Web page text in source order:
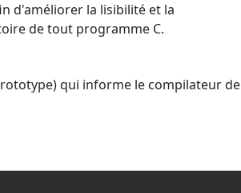
d'améliorer la lisibilité et la
de tout programme C.
qui informe le compilateur de